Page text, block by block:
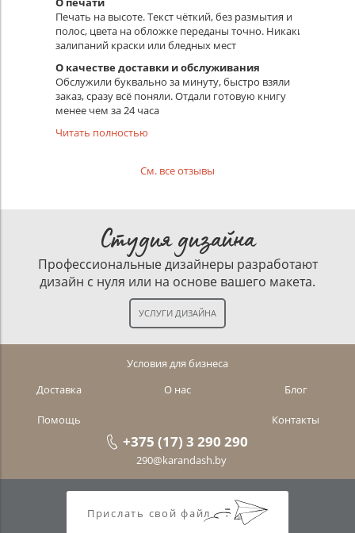
Печать на высоте. Текст чёткий, без размытия и
полос, цвета на обложке переданы точно. Никаких
залипаний краски или бледных мест
О качестве доставки и обслуживания
Обслужили буквально за минуту, быстро взяли
заказ, сразу всё поняли. Отдали готовую книгу
менее чем за 24 часа
Читать полностью
См. все отзывы
Студия дизайна
Профессиональные дизайнеры разработают
дизайн с нуля или на основе вашего макета.
Условия для бизнеса
Доставка
О нас Блог
Помощь Контакты
+375 (17) 3 290 290
290@karandash.by
Прислать свой файл